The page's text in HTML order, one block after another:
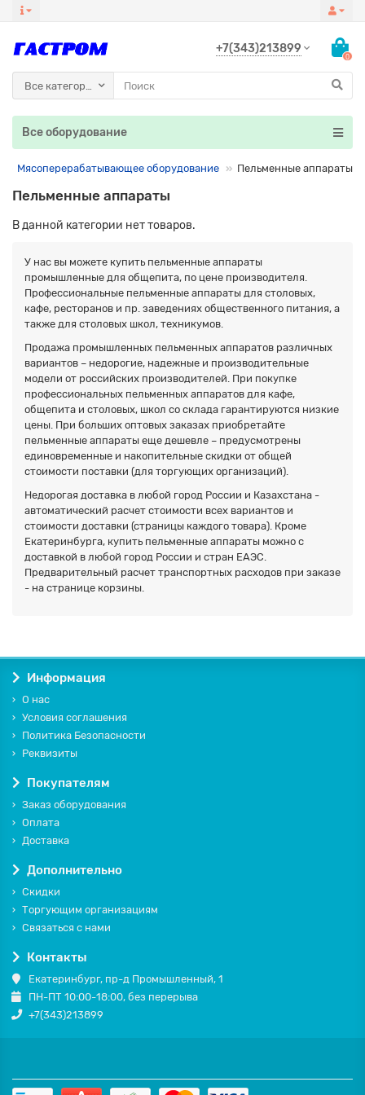
+7(343)213899
0
Все категории
Все оборудование
Мясоперерабатывающее оборудование Пельменные аппараты
Пельменные аппараты
В данной категории нет товаров.
У нас вы можете купить пельменные аппараты
промышленные для общепита, по цене производителя.
Профессиональные пельменные аппараты для столовых,
кафе, ресторанов и пр. заведениях общественного питания, а
также для столовых школ, техникумов.
Продажа промышленных пельменных аппаратов различных
вариантов – недорогие, надежные и производительные
модели от российских производителей. При покупке
профессиональных пельменных аппаратов для кафе,
общепита и столовых, школ со склада гарантируются низкие
цены. При больших оптовых заказах приобретайте
пельменные аппараты еще дешевле – предусмотрены
единовременные и накопительные скидки от общей
стоимости поставки (для торгующих организаций).
Недорогая доставка в любой город России и Казахстана -
автоматический расчет стоимости всех вариантов и
стоимости доставки (страницы каждого товара). Кроме
Екатеринбурга, купить пельменные аппараты можно с
доставкой в любой город России и стран ЕАЭС.
Предварительный расчет транспортных расходов при заказе
- на странице корзины.
Информация
О нас
Условия соглашения
Политика Безопасности
Реквизиты
Покупателям
Заказ оборудования
Оплата
Доставка
Дополнительно
Скидки
Торгующим организациям
Связаться с нами
Контакты
Екатеринбург, пр-д Промышленный, 1
ПН-ПТ 10:00-18:00, без перерыва
+7(343)213899